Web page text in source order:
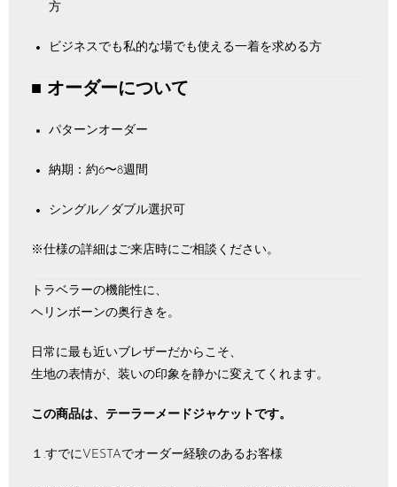
方
ビジネスでも私的な場でも使える一着を求める方
■ オーダーについて
パターンオーダー
納期：約6〜8週間
シングル／ダブル選択可
※仕様の詳細はご来店時にご相談ください。
トラベラーの機能性に、
ヘリンボーンの奥行きを。
日常に最も近いブレザーだからこそ、
生地の表情が、装いの印象を静かに変えてくれます。
この商品は、テーラーメードジャケットです。
１.すでにVESTAでオーダー経験のあるお客様